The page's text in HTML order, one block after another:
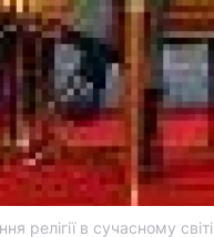
релігії в сучасному світі